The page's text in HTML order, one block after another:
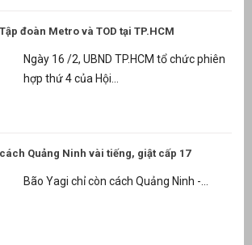
đoàn Metro và TOD tại TP.HCM
Ngày 16 /2, UBND TP.HCM tổ chức phiên
hợp thứ 4 của Hội...
Quảng Ninh vài tiếng, giật cấp 17
Bão Yagi chỉ còn cách Quảng Ninh -...